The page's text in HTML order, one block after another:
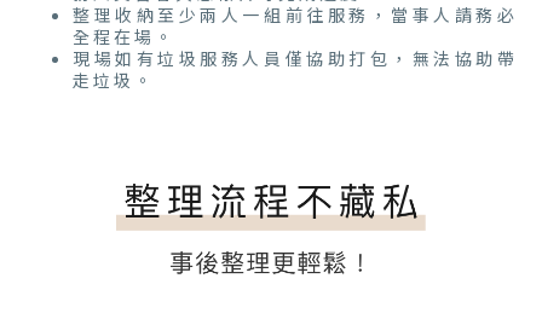
整理收納至少兩人一組前往服務，當事人請務必
全程在場。
現場如有垃圾服務人員僅協助打包，無法協助帶
走垃圾。